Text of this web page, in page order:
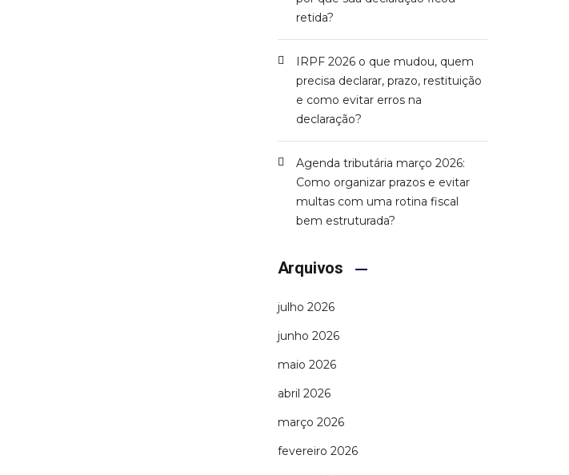
retida?
IRPF 2026 o que mudou, quem
precisa declarar, prazo, restituição
e como evitar erros na
declaração?
Agenda tributária março 2026:
Como organizar prazos e evitar
multas com uma rotina fiscal
bem estruturada?
Arquivos
julho 2026
junho 2026
maio 2026
abril 2026
março 2026
fevereiro 2026